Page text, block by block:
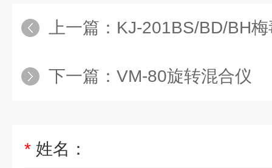
上一篇： KJ-201BS/BD/BH
下一篇： VM-80旋转混合仪
* 姓名：